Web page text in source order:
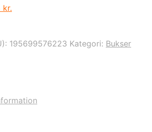
kr.
639,95 kr..
195699576223 Kategori: Bukser